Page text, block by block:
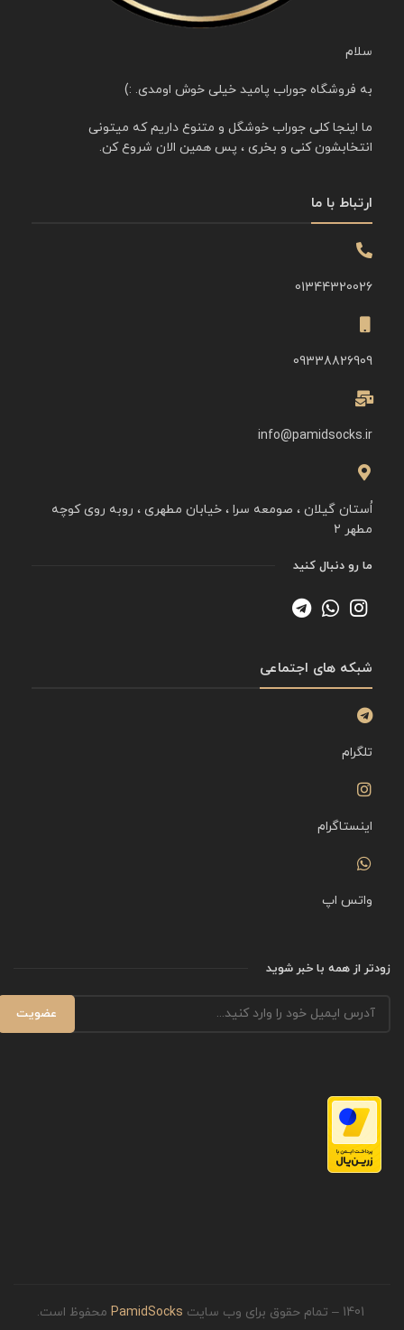
سلام
به فروشگاه جوراب پامید خیلی خوش اومدی. :)
ما اینجا کلی جوراب خوشگل و متنوع داریم که میتونی
انتخابشون کنی و بخری ، پس همین الان شروع کن.
ارتباط با ما
01344320026
09338826909
info@pamidsocks.ir
اُستان گیلان ، صومعه سرا ، خیابان مطهری ، روبه روی کوچه
مطهر ۲
ما رو دنبال کنید
شبکه های اجتماعی
تلگرام
اینستاگرام
واتس اپ
زودتر از همه با خبر شوید
PamidSocks محفوظ است.